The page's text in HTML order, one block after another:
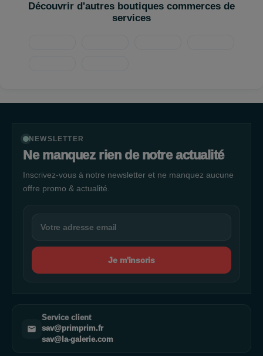
Découvrir d'autres boutiques commerces de
services
NEWSLETTER
Ne manquez rien de notre actualité
Inscrivez-vous à notre newsletter et ne manquez aucune
offre promo & actualité.
Je m'inscris
Service client
sav@primprim.fr
sav@la-galerie.com